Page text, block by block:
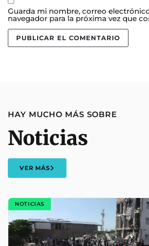
Guarda mi nombre, correo
navegador para la próxima vez que
HAY MUCHO MÁS SOBRE
Noticias
VER MÁS
NOTICIAS